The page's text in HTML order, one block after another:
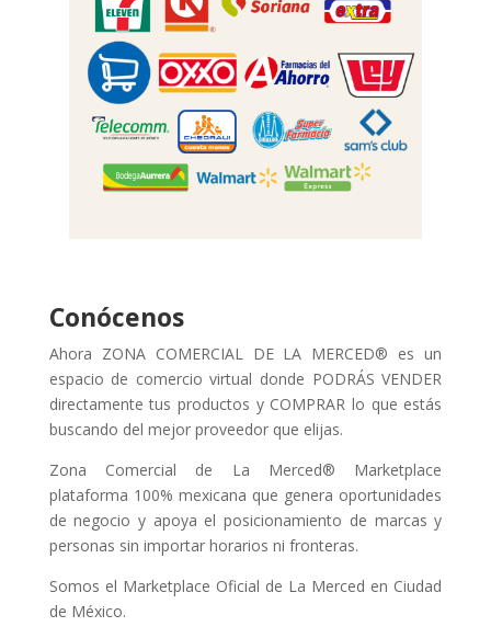
Conócenos
Ahora ZONA COMERCIAL DE LA MERCED® es un
espacio de comercio virtual donde PODRÁS VENDER
directamente tus productos y COMPRAR lo que estás
buscando del mejor proveedor que elijas.
Zona Comercial de La Merced® Marketplace
plataforma 100% mexicana que genera oportunidades
de negocio y apoya el posicionamiento de marcas y
personas sin importar horarios ni fronteras.
Somos el Marketplace Oficial de La Merced en Ciudad
de México.